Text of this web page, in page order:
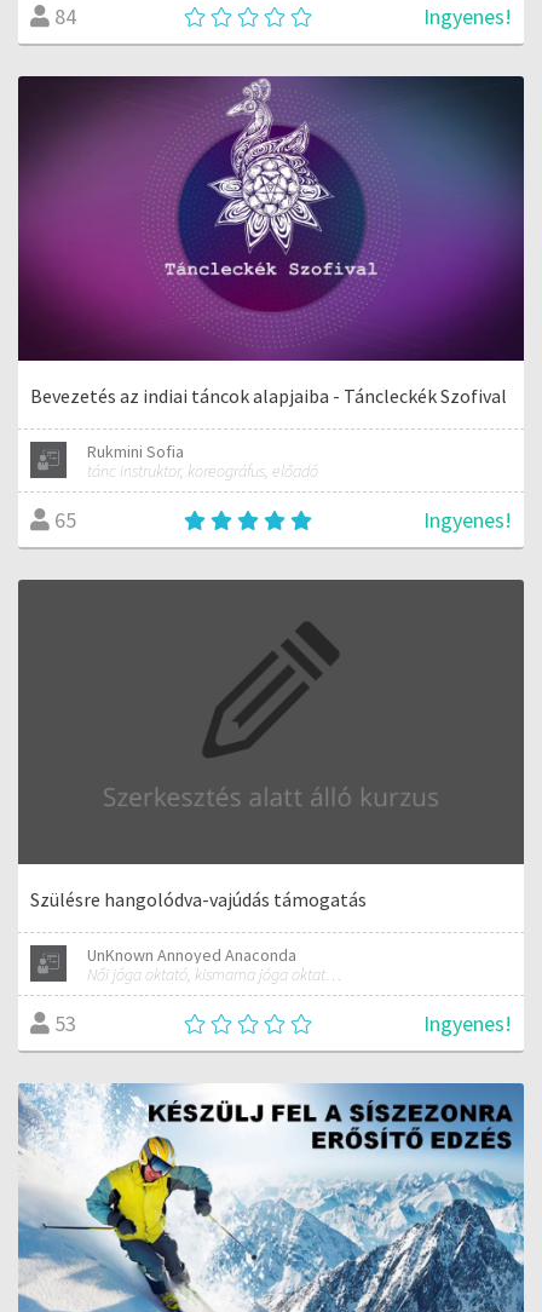
84 Ingyenes!
Bevezetés az indiai táncok alapjaiba - Táncleckék Szofival
Rukmini Sofia
tánc instruktor, koreográfus, előadó
65 Ingyenes!
Szülésre hangolódva-vajúdás támogatás
UnKnown Annoyed Anaconda
Női jóga oktató, kismama jóga oktató, minősített jóga oktató, védőnő, természetgyógyász-fitoterapeuta
53 Ingyenes!